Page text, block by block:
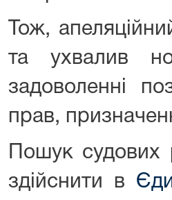
Тож,
та ухвалив
задоволенні
прав,
Пошук
здійснити в